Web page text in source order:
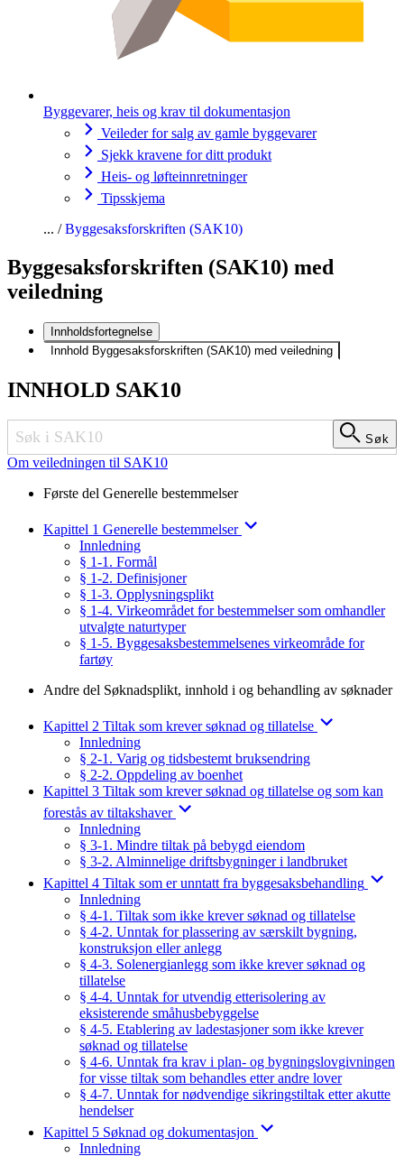
Byggevarer, heis og krav til dokumentasjon
Veileder for salg av gamle byggevarer
Sjekk kravene for ditt produkt
Heis- og løfteinnretninger
Tipsskjema
Byggesaksforskriften (SAK10)
Byggesaksforskriften (SAK10) med
veiledning
Innholdsfortegnelse
Innhold Byggesaksforskriften (SAK10) med veiledning
INNHOLD SAK10
Søk
Om veiledningen til SAK10
Første del Generelle bestemmelser
Kapittel 1 Generelle bestemmelser
Innledning
§ 1-1. Formål
§ 1-2. Definisjoner
§ 1-3. Opplysningsplikt
§ 1-4. Virkeområdet for bestemmelser som omhandler
utvalgte naturtyper
§ 1-5. Byggesaksbestemmelsenes virkeområde for
fartøy
Andre del Søknadsplikt, innhold i og behandling av søknader
Kapittel 2 Tiltak som krever søknad og tillatelse
Innledning
§ 2-1. Varig og tidsbestemt bruksendring
§ 2-2. Oppdeling av boenhet
Kapittel 3 Tiltak som krever søknad og tillatelse og som kan
forestås av tiltakshaver
Innledning
§ 3-1. Mindre tiltak på bebygd eiendom
§ 3-2. Alminnelige driftsbygninger i landbruket
Kapittel 4 Tiltak som er unntatt fra byggesaksbehandling
Innledning
§ 4-1. Tiltak som ikke krever søknad og tillatelse
§ 4-2. Unntak for plassering av særskilt bygning,
konstruksjon eller anlegg
§ 4-3. Solenergianlegg som ikke krever søknad og
tillatelse
§ 4-4. Unntak for utvendig etterisolering av
eksisterende småhusbebyggelse
§ 4-5. Etablering av ladestasjoner som ikke krever
søknad og tillatelse
§ 4-6. Unntak fra krav i plan- og bygningslovgivningen
for visse tiltak som behandles etter andre lover
§ 4-7. Unntak for nødvendige sikringstiltak etter akutte
hendelser
Kapittel 5 Søknad og dokumentasjon
Innledning